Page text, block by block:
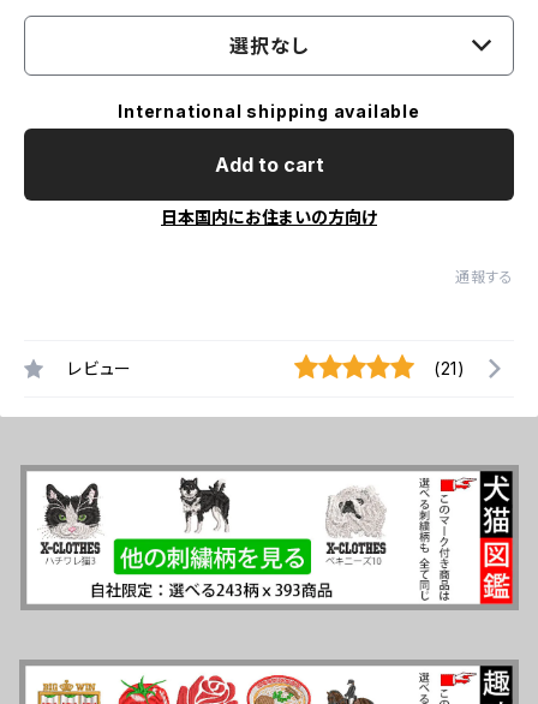
選択なし
International shipping available
Add to cart
日本国内にお住まいの方向け
通報する
レビュー (21)